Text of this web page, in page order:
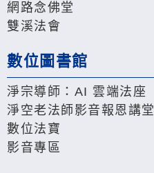
網路念佛堂
雙溪法會
數位圖書館
淨宗導師：AI 雲端法座
淨空老法師影音報恩講堂
數位法寶
影音專區